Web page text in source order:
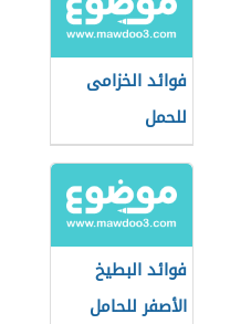
فوائد الخزامى
للحمل
فوائد البطيخ
الأصفر للحامل